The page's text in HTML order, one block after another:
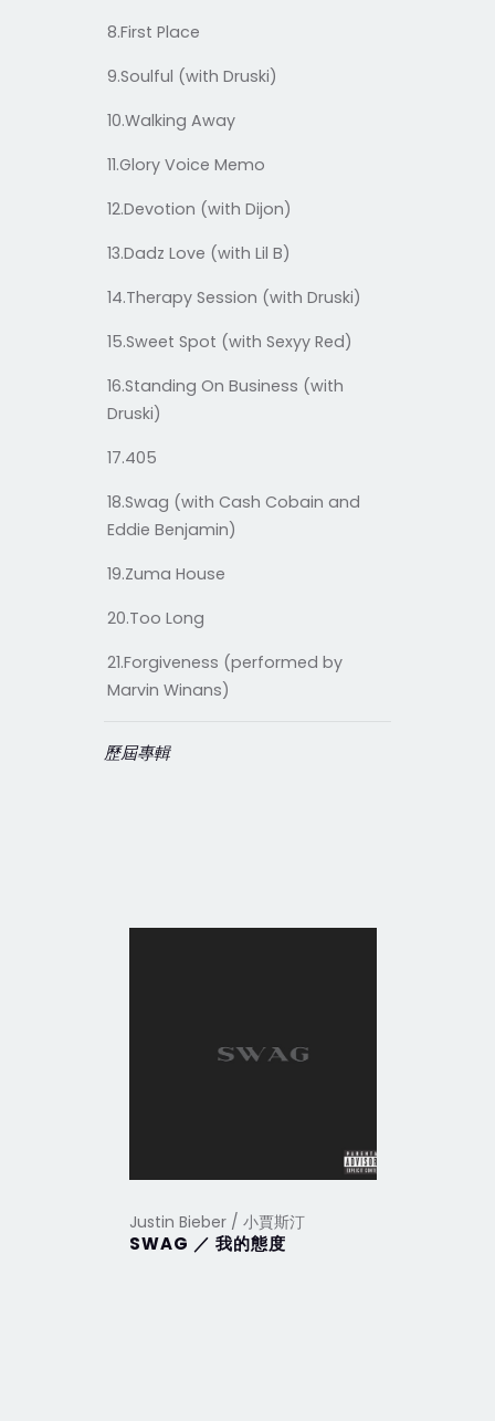
8.First Place
9.Soulful (with Druski)
10.Walking Away
11.Glory Voice Memo
12.Devotion (with Dijon)
13.Dadz Love (with Lil B)
14.Therapy Session (with Druski)
15.Sweet Spot (with Sexyy Red)
16.Standing On Business (with
Druski)
17.405
18.Swag (with Cash Cobain and
Eddie Benjamin)
19.Zuma House
20.Too Long
21.Forgiveness (performed by
Marvin Winans)
歷屆專輯
Justin Bieber / 小賈斯汀
SWAG ／ 我的態度